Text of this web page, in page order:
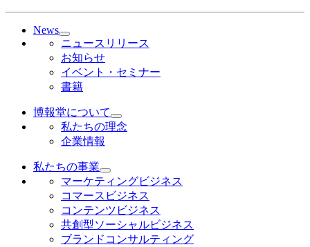
News
ニュースリリース
お知らせ
イベント・セミナー
書籍
博報堂について
私たちの理念
企業情報
私たちの事業
マーケティングビジネス
コマースビジネス
コンテンツビジネス
共創型ソーシャルビジネス
ブランドコンサルティング